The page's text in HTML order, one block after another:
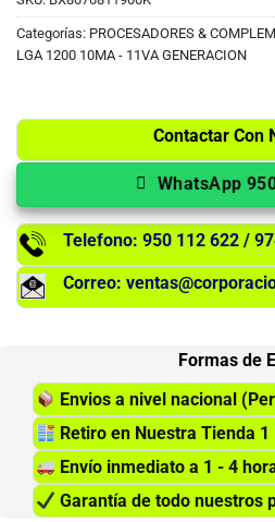
Categorías: PROCESADORES &
LGA 1200 10MA - 11VA GENERACION
Contactar Con
WhatsApp
Telefono: 950 112 622 /
Correo:
Formas de
Envios a nivel nacional
Retiro en Nuestra Tienda 1
Envío inmediato a 1 - 4
Garantía de todo nuestros